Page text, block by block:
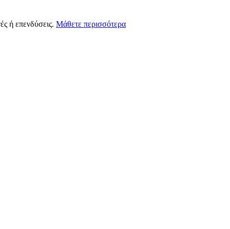
ή επενδύσεις. Μάθετε περισσότερα